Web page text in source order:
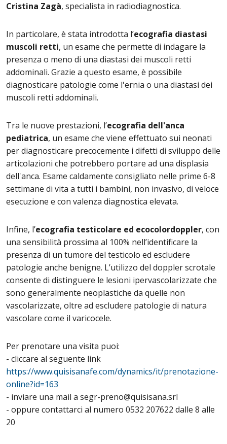
Cristina Zagà, specialista in radiodiagnostica.
In particolare, è stata introdotta l’ecografia diastasi
muscoli retti, un esame che permette di indagare la
presenza o meno di una diastasi dei muscoli retti
addominali. Grazie a questo esame, è possibile
diagnosticare patologie come l'ernia o una diastasi dei
muscoli retti addominali.
Tra le nuove prestazioni, l’ecografia dell'anca
pediatrica, un esame che viene effettuato sui neonati
per diagnosticare precocemente i difetti di sviluppo delle
articolazioni che potrebbero portare ad una displasia
dell'anca. Esame caldamente consigliato nelle prime 6-8
settimane di vita a tutti i bambini, non invasivo, di veloce
esecuzione e con valenza diagnostica elevata.
Infine, l’ecografia testicolare ed ecocolordoppler, con
una sensibilità prossima al 100% nell’identificare la
presenza di un tumore del testicolo ed escludere
patologie anche benigne. L’utilizzo del doppler scrotale
consente di distinguere le lesioni ipervascolarizzate che
sono generalmente neoplastiche da quelle non
vascolarizzate, oltre ad escludere patologie di natura
vascolare come il varicocele.
Per prenotare una visita puoi:
- cliccare al seguente link
https://www.quisisanafe.com/dynamics/it/prenotazione-
online?id=163
- inviare una mail a segr-preno@quisisana.srl
- oppure contattarci al numero 0532 207622 dalle 8 alle
20